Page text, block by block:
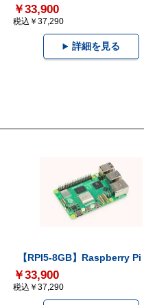
￥33,900
税込￥37,290
詳細を見る
【RPI5-8GB】Raspberry Pi
￥33,900
税込￥37,290